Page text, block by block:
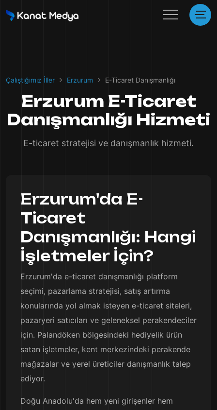
Çalıştığımız İller Erzurum E-Ticaret Danışmanlığı
Erzurum E-Ticaret
Danışmanlığı Hizmeti
E-ticaret stratejisi ve danışmanlık hizmeti.
Erzurum'da E-
Ticaret
Danışmanlığı: Hangi
İşletmeler İçin?
Erzurum'da e-ticaret danışmanlığı platform
seçimi, pazarlama stratejisi, satış artırma
konularında yol almak isteyen e-ticaret siteleri,
pazaryeri satıcıları ve geleneksel perakendeciler
için. Palandöken bölgesindeki hediyelik ürün
satan işletmeler, kent merkezindeki perakende
mağazalar ve yerel üreticiler danışmanlık talep
ediyor.
Doğu Anadolu'da hem yeni girişenler hem